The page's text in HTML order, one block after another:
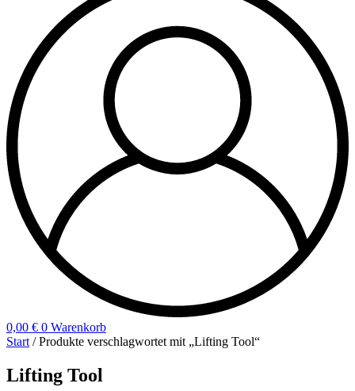
0,00 € 0 Warenkorb
Start / Produkte verschlagwortet mit „Lifting Tool“
Lifting Tool